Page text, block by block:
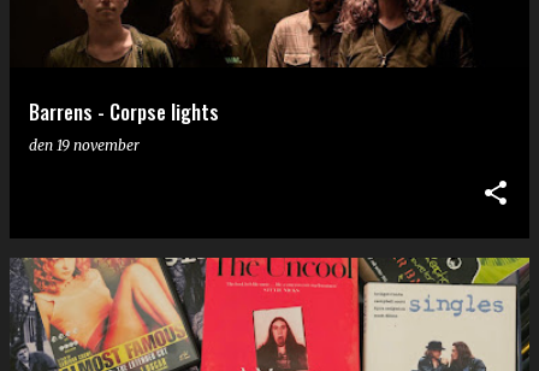
Barrens - Corpse lights
den 19 november